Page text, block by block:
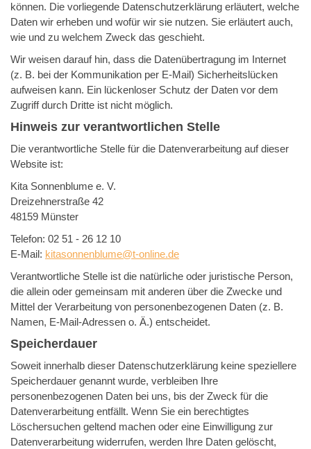
können. Die vorliegende Datenschutzerklärung erläutert, welche
Daten wir erheben und wofür wir sie nutzen. Sie erläutert auch,
wie und zu welchem Zweck das geschieht.
Wir weisen darauf hin, dass die Datenübertragung im Internet
(z. B. bei der Kommunikation per E-Mail) Sicherheitslücken
aufweisen kann. Ein lückenloser Schutz der Daten vor dem
Zugriff durch Dritte ist nicht möglich.
Hinweis zur verantwortlichen Stelle
Die verantwortliche Stelle für die Datenverarbeitung auf dieser
Website ist:
Kita Sonnenblume e. V.
Dreizehnerstraße 42
48159 Münster
Telefon: 02 51 - 26 12 10
E-Mail: kitasonnenblume@t-online.de
Verantwortliche Stelle ist die natürliche oder juristische Person,
die allein oder gemeinsam mit anderen über die Zwecke und
Mittel der Verarbeitung von personenbezogenen Daten (z. B.
Namen, E-Mail-Adressen o. Ä.) entscheidet.
Speicherdauer
Soweit innerhalb dieser Datenschutzerklärung keine speziellere
Speicherdauer genannt wurde, verbleiben Ihre
personenbezogenen Daten bei uns, bis der Zweck für die
Datenverarbeitung entfällt. Wenn Sie ein berechtigtes
Löschersuchen geltend machen oder eine Einwilligung zur
Datenverarbeitung widerrufen, werden Ihre Daten gelöscht,